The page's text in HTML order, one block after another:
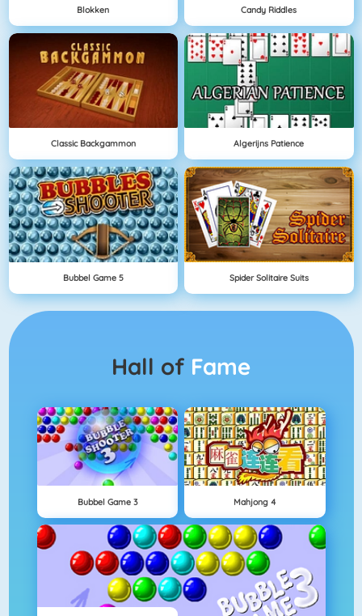
Blokken Candy Riddles
Classic Backgammon Algerijns Patience
Bubbel Game 5 Spider Solitaire Suits
Hall of Fame
Bubbel Game 3 Mahjong 4